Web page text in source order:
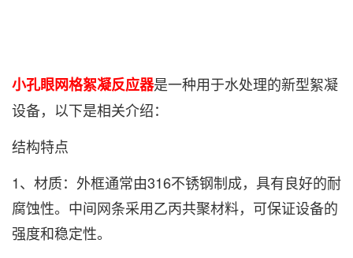
小孔眼网格絮凝反应器是一种用于水处理的新型絮凝
设备，以下是相关介绍：
结构特点
1、材质：外框通常由316不锈钢制成，具有良好的耐
腐蚀性。中间网条采用乙丙共聚材料，可保证设备的
强度和稳定性。